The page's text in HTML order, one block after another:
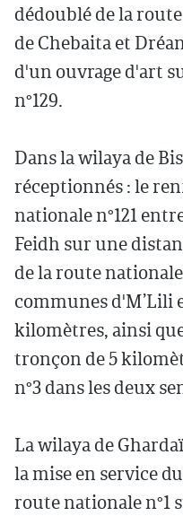
dédoublé de la
de Chebaita et
d'un ouvrage d'art
n°129.
Dans la wilaya de
réceptionnés : le
nationale n°121
Feidh sur une
de la route
communes d'M’Lili
kilomètres, ainsi
tronçon de 5
n°3 dans les deux
La wilaya de
la mise en service
route nationale n°1